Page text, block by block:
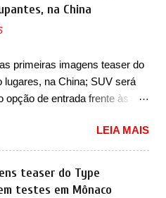
mais destacado que
a dianteira do sedã, passando
para a placa novo abaixo
nova entrada de ar inferio...
apresentará aos
chineses para além da
um motor híbrido plug-in
minivan vai colocar a marca
com uma série de outras
continua bastante vivo (e
Em termos de design, a
por trazer uma dianteira com
e inclinados. Os faróis
na China
primeiras imagens teaser do
lugares, na China; SUV será
opção de entrada frente às
uma configuração mais
interessados no 9X, na
topo de linha da marca poderá
uma opção de cinco
LEIA MAIS
teaser do Type
testes em Mônaco